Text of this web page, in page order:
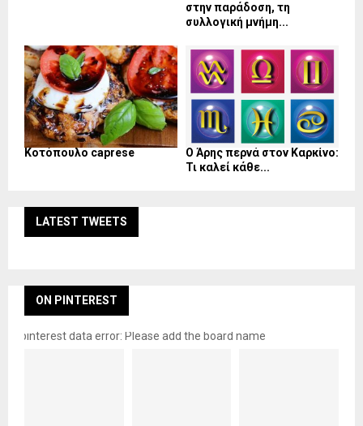
στην παράδοση, τη
συλλογική μνήμη...
Κοτόπουλο caprese
Ο Άρης περνά στον Καρκίνο:
Τι καλεί κάθε...
LATEST TWEETS
ON PINTEREST
pinterest data error: Please add the board name